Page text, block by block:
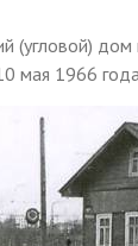
(угловой)
мая 1966